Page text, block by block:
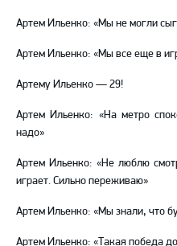
Артем Ильенко: «Мы не могли
Артем Ильенко: «Мы все еще в
Артему Ильенко — 29!
Артем Ильенко: «На метро
надо»
Артем Ильенко: «Не люблю
играет. Сильно переживаю»
Артем Ильенко: «Мы знали, что
Артем Ильенко: «Такая победа